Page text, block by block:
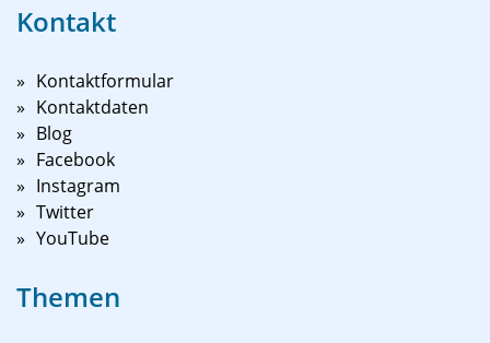
Kontakt
Kontaktformular
Kontaktdaten
Blog
Facebook
Instagram
Twitter
YouTube
Themen